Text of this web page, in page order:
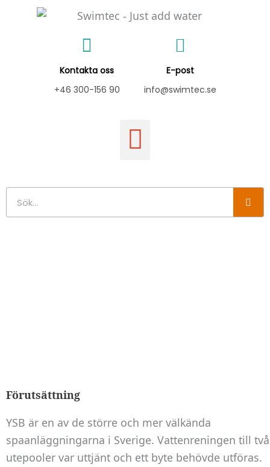
Kontakta oss
+46 300-156 90
E-post
info@swimtec.se
Förutsättning
YSB är en av de större och mer välkända
spaanläggningarna i Sverige. Vattenreningen till två
utepooler var uttjänt och ett byte behövde utföras.